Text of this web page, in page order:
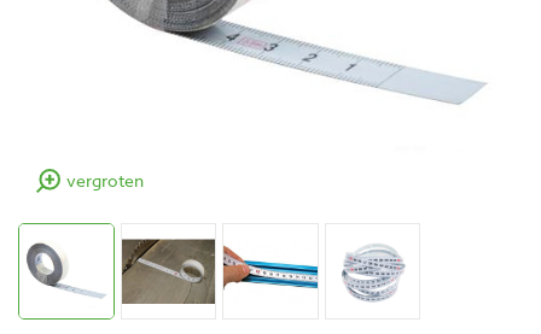
vergroten